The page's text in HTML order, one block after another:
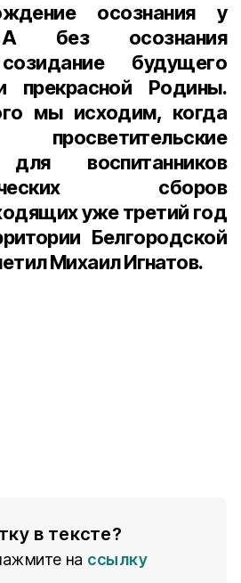
осознания у
без осознания
будущего
Родины.
мы исходим, когда
для воспитанников
сборов
уже третий год
Белгородской
Михаил Игнатов.
в тексте?
на ссылку